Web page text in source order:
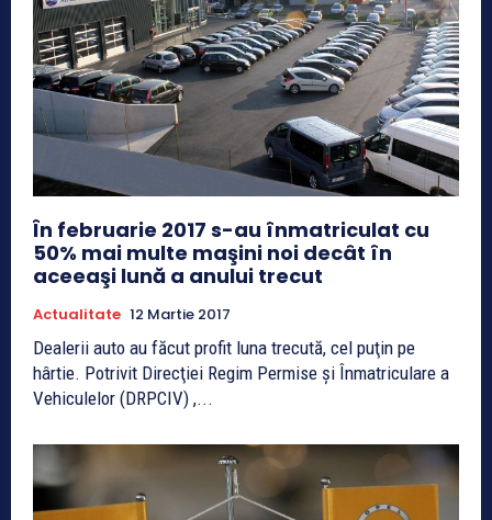
În februarie 2017 s-au înmatriculat cu
50% mai multe maşini noi decât în
aceeaşi lună a anului trecut
Actualitate 12 Martie 2017
Dealerii auto au făcut profit luna trecută, cel puţin pe
hârtie. Potrivit Direcţiei Regim Permise şi Înmatriculare a
Vehiculelor (DRPCIV) ,...